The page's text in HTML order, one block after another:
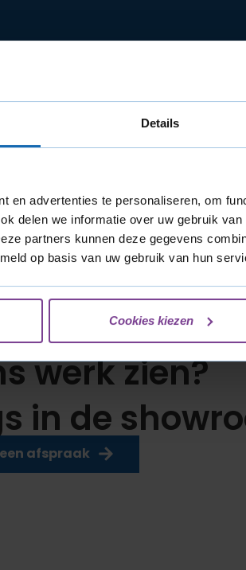
Details
en advertenties te personaliseren, om
delen we informatie over uw gebruik
partners kunnen deze gegevens
op basis van uw gebruik van hun
Cookies kiezen
met zwartgrijze kunststof kozijnen,
zijn uitgevoerd in wit (RAL 9010)
& montage
werk zien?
in de
afspraak